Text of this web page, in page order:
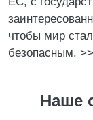
чтобы мир
безопасным.
Наше